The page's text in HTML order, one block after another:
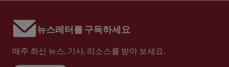
뉴스레터를 구독하세요
매주 최신 뉴스, 기사, 리소스를 받아 보세요.